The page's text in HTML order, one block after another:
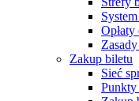
Zakup biletu
Sieć
Punkty